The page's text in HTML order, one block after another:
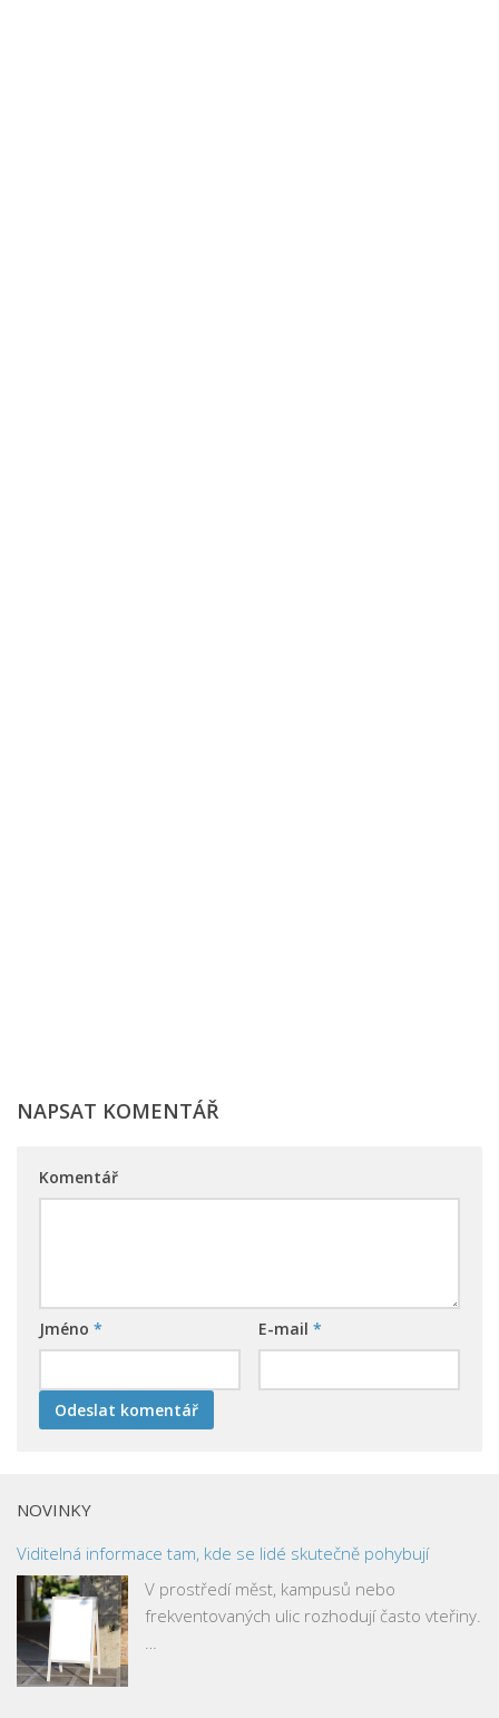
NAPSAT KOMENTÁŘ
Komentář
Jméno * E-mail *
NOVINKY
Viditelná informace tam, kde se lidé skutečně pohybují
V prostředí měst, kampusů nebo
frekventovaných ulic rozhodují často vteřiny.